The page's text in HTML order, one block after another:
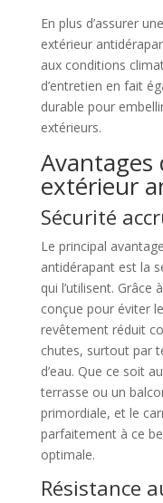
En plus d’assurer
extérieur
aux conditions
d’entretien en fait
durable pour
extérieurs.
Avantages
extérieur
Sécurité
Le principal
antidérapant est la
qui l’utilisent.
conçue pour éviter
revêtement réduit
chutes, surtout par
d’eau. Que ce soit
terrasse ou un
primordiale, et le
parfaitement à ce
optimale.
Résistance